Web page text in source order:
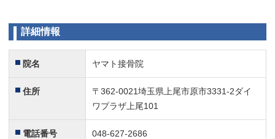
詳細情報
院名 ヤマト接骨院
住所
〒362-0021埼玉県上尾市原市3331-2ダイ
ワプラザ上尾101
電話番号 048-627-2686